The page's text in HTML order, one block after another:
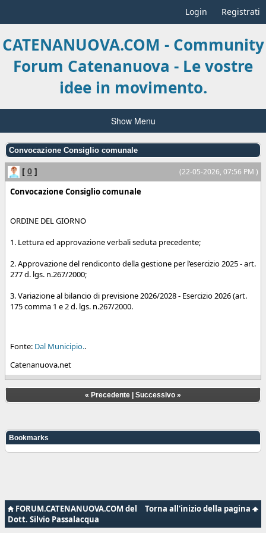
Login Registrati
CATENANUOVA.COM - Community
Forum Catenanuova - Le vostre
idee in movimento.
Show Menu
Convocazione Consiglio comunale
(22-05-2026, 07:56 PM )
[ 0 ]
Convocazione Consiglio comunale
ORDINE DEL GIORNO
1. Lettura ed approvazione verbali seduta precedente;
2. Approvazione del rendiconto della gestione per l’esercizio 2025 - art.
277 d. lgs. n.267/2000;
3. Variazione al bilancio di previsione 2026/2028 - Esercizio 2026 (art.
175 comma 1 e 2 d. lgs. n.267/2000.
Fonte: Dal Municipio..
Catenanuova.net
« Precedente Successivo »
Bookmarks
Torna all'inizio della pagina
FORUM.CATENANUOVA.COM del
Dott. Silvio Passalacqua